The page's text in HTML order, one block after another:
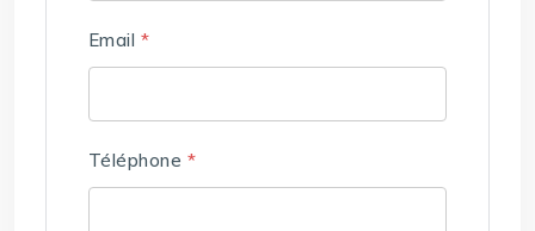
Email *
Téléphone *